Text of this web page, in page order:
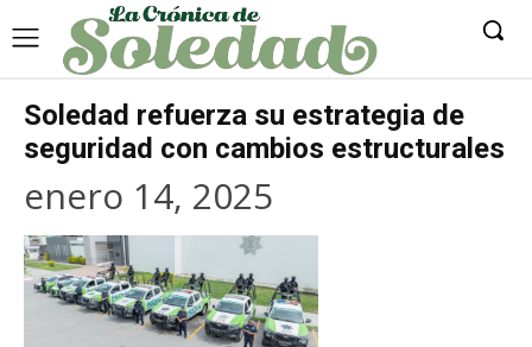
Soledad refuerza su estrategia de
seguridad con cambios estructurales
enero 14, 2025